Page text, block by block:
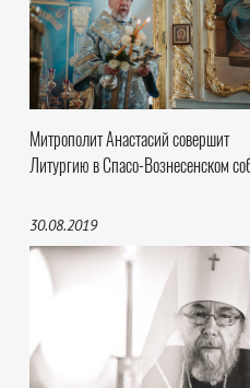
Митрополит Анастасий совершит
Литургию в Спасо-Вознесенском
30.08.2019